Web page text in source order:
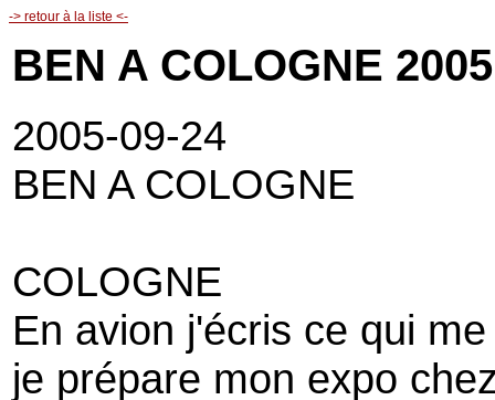
-> retour à la liste <-
BEN A COLOGNE 2005
2005-09-24
BEN A COLOGNE
COLOGNE
En avion j'écris ce qui
je prépare mon expo